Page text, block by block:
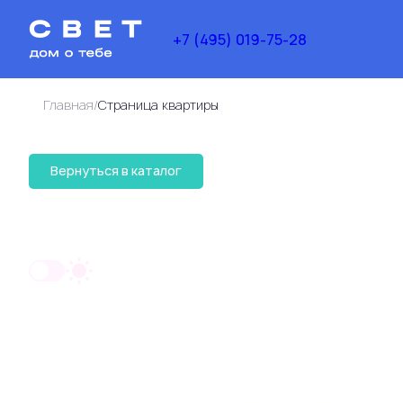
+7 (495) 019-75-28
Главная/Cтраница квартиры
Вернуться в каталог
2-комнатная80 м